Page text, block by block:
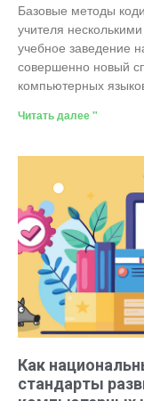
Базовые методы
учителя
учебное заведение
совершенно новый
компьютерных
Читать далее "
Как
стандарты